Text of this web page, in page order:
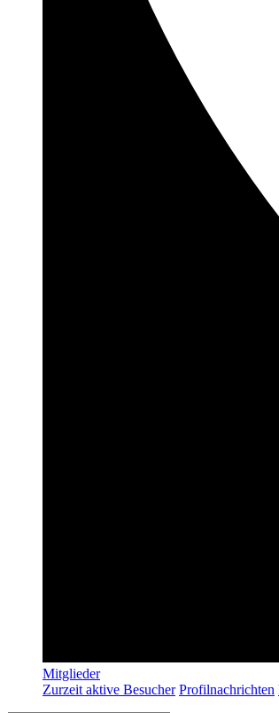
Mitglieder
Zurzeit aktive Besucher Profilnachrichten